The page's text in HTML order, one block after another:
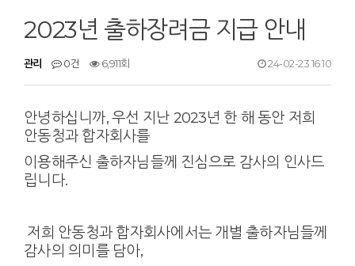
2023년 출하장려금 지급 안내
관리 0건 6,911회 24-02-23 16:10
안녕하십니까, 우선 지난 2023년 한 해 동안 저희
안동청과 합자회사를
이용해주신 출하자님들께 진심으로 감사의 인사드
립니다.
저희 안동청과 합자회사에서는 개별 출하자님들께
감사의 의미를 담아,